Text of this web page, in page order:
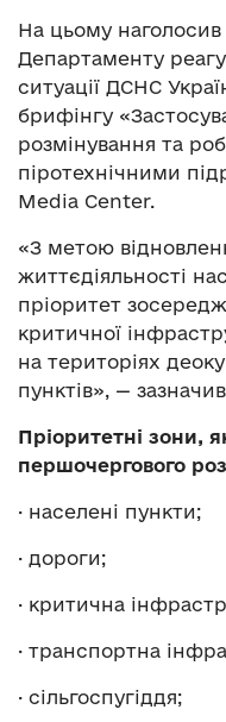
На цьому
Департаменту
ситуації ДСНС
брифінгу
розмінування та
піротехнічними
Media Center.
«З метою
життєдіяльності
пріоритет
критичної
на територіях
пунктів», —
Пріоритетні зони,
першочергового
· населені пункти;
· дороги;
· критична
· транспортна
· сільгоспугіддя;